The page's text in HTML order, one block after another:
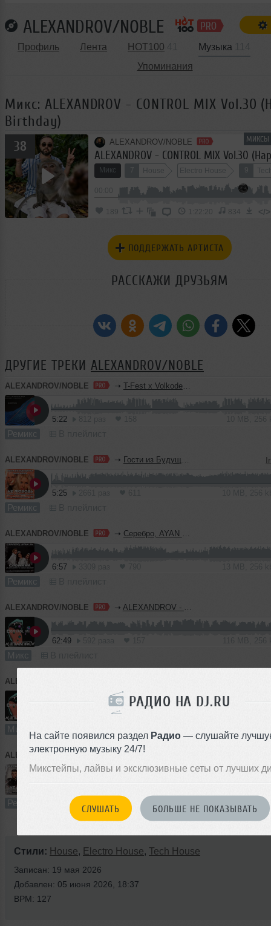
РАДИО НА DJ.RU
На сайте появился раздел Радио — слушайте
электронную музыку 24/7!
Микстейпы, лайвы и эксклюзивные сеты от лучших
СЛУШАТЬ БОЛЬШЕ НЕ ПОКАЗЫВАТЬ
ALEXANDROV/NOBLE
Профиль Лента HOT100 Музыка
Упоминания
Микс: ALEXANDROV - CONTROL MIX Vol.30
Birthday)
МИКСЫ
38 ALEXANDROV/NOBLE
ALEXANDROV - CONTROL MIX Vol.30
Микс 7 House Electro House 9
00:00
189 1:22:20 834 </>
ПОДДЕРЖАТЬ АРТИСТА
РАССКАЖИ ДРУЗЬЯМ
ДРУГИЕ ТРЕКИ ALEXANDROV/NOBLE
ALEXANDROV/NOBLE ➝ T-Fest x Volkoder - Ни вчера, ни завтра (ALEXANDROV & NEDLIN Blend)
5:22
Ремикс
ALEXANDROV/NOBLE ➝ Гости из Будущего x Alan Dixon - Не любовь (NEDLIN & ALEXANDROV Blend)
5:25
Ремикс
ALEXANDROV/NOBLE ➝ Серебро, AYAN ZH - Сломана (ALEXANDROV & NEDLIN Blend)
6:57
Ремикс
ALEXANDROV/NOBLE ➝ ALEXANDROV - CONTROL MIX Vol.29
62:49
Микс
ALEXANDROV/NOBLE
373 раза
Микс В плейлист
ALEXANDROV/NOBLE ➝ Jakone, Kiliana - Не Моряк (ALEXANDROV & NEDLIN REMIX)
Ремикс В плейлист
Стили: House, Electro House, Tech House
Записан: 19 мая 2026
Добавлен: 05 июня 2026, 18:37
BPM: 127